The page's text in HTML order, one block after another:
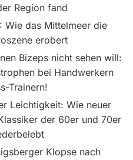
Region fand
Wie das Mittelmeer die
erobert
Bizeps nicht sehen will:
bei Handwerkern
Trainern!
Leichtigkeit: Wie neuer
der 60er und 70er
Klopse nach